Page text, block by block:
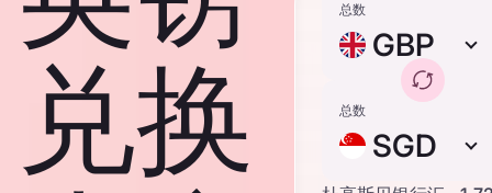
兑换
总数
GBP
总数
SGD